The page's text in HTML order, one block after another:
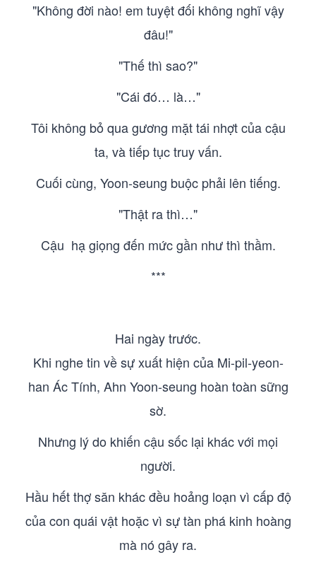
"Không đời nào! em tuyệt đối không nghĩ vậy
đâu!"
"Thế thì sao?"
"Cái đó… là…"
Tôi không bỏ qua gương mặt tái nhợt của cậu
ta, và tiếp tục truy vấn.
Cuối cùng, Yoon-seung buộc phải lên tiếng.
"Thật ra thì…"
Cậu hạ giọng đến mức gần như thì thầm.
***
Hai ngày trước.
Khi nghe tin về sự xuất hiện của Mi-pil-yeon-
han Ác Tính, Ahn Yoon-seung hoàn toàn sững
sờ.
Nhưng lý do khiến cậu sốc lại khác với mọi
người.
Hầu hết thợ săn khác đều hoảng loạn vì cấp độ
của con quái vật hoặc vì sự tàn phá kinh hoàng
mà nó gây ra.